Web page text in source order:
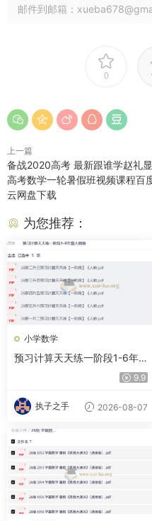
邮件到邮箱：
0
上一篇
备战2020高考 最新跟谁学赵礼显
高考数学一轮暑假班视频课程百
云网盘下载
为您推荐：
小学数学
预习计算天天练一阶段1-6年
9.9
执子之手 2026-08-07